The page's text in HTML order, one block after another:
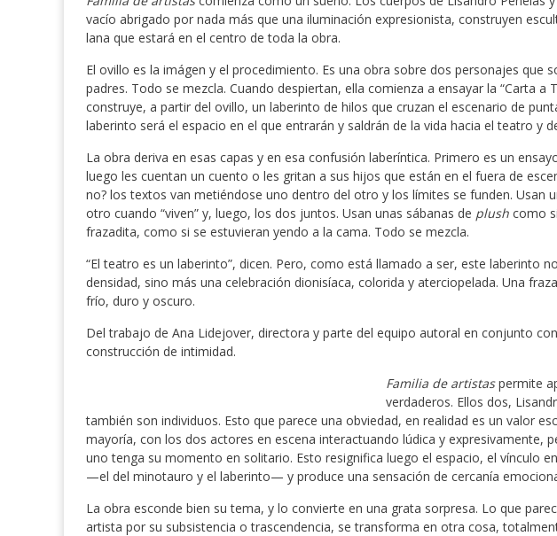
vacío abrigado por nada más que una iluminación expresionista, construyen
lana que estará en el centro de toda la obra.
El ovillo es la imágen y el procedimiento. Es una obra sobre dos personajes que
padres. Todo se mezcla. Cuando despiertan, ella comienza a ensayar la “Carta a
construye, a partir del ovillo, un laberinto de hilos que cruzan el escenario de
laberinto será el espacio en el que entrarán y saldrán de la vida hacia el teatro y
La obra deriva en esas capas y en esa confusión laberíntica. Primero es un
luego les cuentan un cuento o les gritan a sus hijos que están en el fuera de
no? los textos van metiéndose uno dentro del otro y los límites se funden. Usan
otro cuando “viven” y, luego, los dos juntos. Usan unas sábanas de plush como
frazadita, como si se estuvieran yendo a la cama. Todo se mezcla.
“El teatro es un laberinto”, dicen. Pero, como está llamado a ser, este laberinto
densidad, sino más una celebración dionisíaca, colorida y aterciopelada. Una
frío, duro y oscuro.
Del trabajo de Ana Lidejover, directora y parte del equipo autoral en conjunto
construcción de intimidad.
Familia de artistaspermite
verdaderos. Ellos dos,
también son individuos. Esto que parece una obviedad, en realidad es un valor
mayoría, con los dos actores en escena interactuando lúdica y expresivamente,
uno tenga su momento en solitario. Esto resignifica luego el espacio, el vínculo
—el del minotauro y el laberinto— y produce una sensación de cercanía
La obra esconde bien su tema, y lo convierte en una grata sorpresa. Lo que
artista por su subsistencia o trascendencia, se transforma en otra cosa,